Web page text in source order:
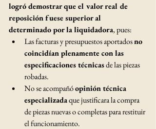
logró demostrar que el valor real de
reposición fuese superior al
determinado por la liquidadora, pues:
Las facturas y presupuestos aportados no
coincidían plenamente con las
especificaciones técnicas de las piezas
robadas.
No se acompañó opinión técnica
especializada que justificara la compra
de piezas nuevas o completas para restituir
el funcionamiento.